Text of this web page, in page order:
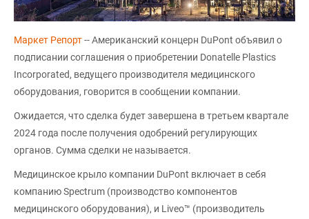
Маркет Репорт-- Американский концерн DuPont объявил о
подписании соглашения о приобретении Donatelle Plastics
Incorporated, ведущего производителя медицинского
оборудования, говорится в сообщении компании.
Ожидается, что сделка будет завершена в третьем квартале
2024 года после получения одобрений регулирующих
органов. Сумма сделки не называется.
Медицинское крыло компании DuPont включает в себя
компанию Spectrum (производство компонентов
медицинского оборудования), и Liveo™ (производитель